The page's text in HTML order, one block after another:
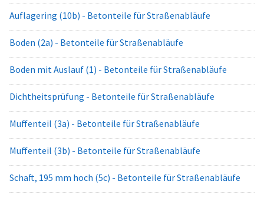
Auflagering (10b) - Betonteile für Straßenabläufe
Boden (2a) - Betonteile für Straßenabläufe
Boden mit Auslauf (1) - Betonteile für Straßenabläufe
Dichtheitsprüfung - Betonteile für Straßenabläufe
Muffenteil (3a) - Betonteile für Straßenabläufe
Muffenteil (3b) - Betonteile für Straßenabläufe
Schaft, 195 mm hoch (5c) - Betonteile für Straßenabläufe